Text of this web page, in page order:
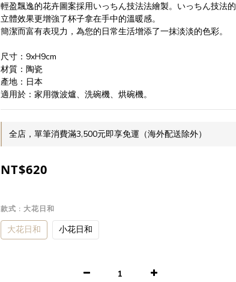
輕盈飄逸的花卉圖案採用いっちん技法法繪製。いっちん技法的
立體效果更增強了杯子拿在手中的溫暖感。
簡潔而富有表現力，為您的日常生活增添了一抹淡淡的色彩。
尺寸：9xH9cm
材質：陶瓷
產地：日本
適用於：家用微波爐、洗碗機、烘碗機。
全店，單筆消費滿3,500元即享免運（海外配送除外）
NT$620
款式 : 大花日和
大花日和 小花日和